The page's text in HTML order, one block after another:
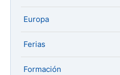
Europa
Ferias
Formación